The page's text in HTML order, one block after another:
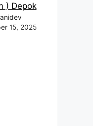
) Depok
15, 2025